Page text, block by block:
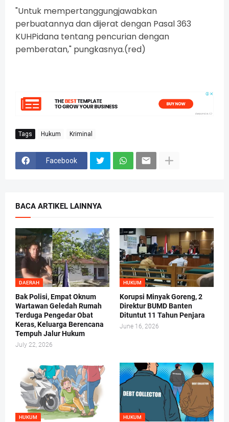
"Untuk mempertanggungjawabkan
perbuatannya dan dijerat dengan Pasal 363
KUHPidana tentang pencurian dengan
pemberatan," pungkasnya.(red)
Tags Hukum Kriminal
Facebook
BACA ARTIKEL LAINNYA
DAERAH
Bak Polisi, Empat Oknum
Wartawan Geledah Rumah
Terduga Pengedar Obat
Keras, Keluarga Berencana
Tempuh Jalur Hukum
July 22, 2026
HUKUM
Korupsi Minyak Goreng, 2
Direktur BUMD Banten
Dituntut 11 Tahun Penjara
June 16, 2026
HUKUM HUKUM